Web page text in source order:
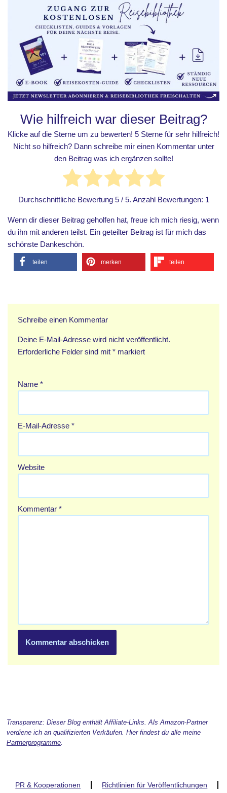
Wie hilfreich war dieser Beitrag?
Klicke auf die Sterne um zu bewerten! 5 Sterne für sehr hilfreich!
Nicht so hilfreich? Dann schreibe mir einen Kommentar unter
den Beitrag was ich ergänzen sollte!
Durchschnittliche Bewertung 5/ 5. Anzahl Bewertungen: 1
Wenn dir dieser Beitrag geholfen hat, freue ich mich riesig, wenn
du ihn mit anderen teilst. Ein geteilter Beitrag ist für mich das
schönste Dankeschön.
teilen merken teilen
Schreibe einen Kommentar
Deine E-Mail-Adresse wird nicht veröffentlicht.
Erforderliche Felder sind mit * markiert
Name *
E-Mail-Adresse *
Website
Kommentar *
Transparenz: Dieser Blog enthält Affiliate-Links. Als Amazon-Partner
verdiene ich an qualifizierten Verkäufen. Hier findest du alle meine
Partnerprogramme.
PR & Kooperationen Richtlinien für Veröffentlichungen